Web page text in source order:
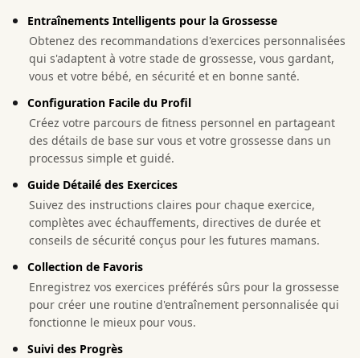
Entraînements Intelligents pour la Grossesse
Obtenez des recommandations d'exercices personnalisées
qui s'adaptent à votre stade de grossesse, vous gardant,
vous et votre bébé, en sécurité et en bonne santé.
Configuration Facile du Profil
Créez votre parcours de fitness personnel en partageant
des détails de base sur vous et votre grossesse dans un
processus simple et guidé.
Guide Détailé des Exercices
Suivez des instructions claires pour chaque exercice,
complètes avec échauffements, directives de durée et
conseils de sécurité conçus pour les futures mamans.
Collection de Favoris
Enregistrez vos exercices préférés sûrs pour la grossesse
pour créer une routine d'entraînement personnalisée qui
fonctionne le mieux pour vous.
Suivi des Progrès